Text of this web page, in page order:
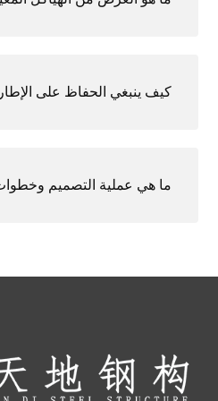
كيف ينبغي الحفاظ على
ما هي عملية التصميم وخطوات